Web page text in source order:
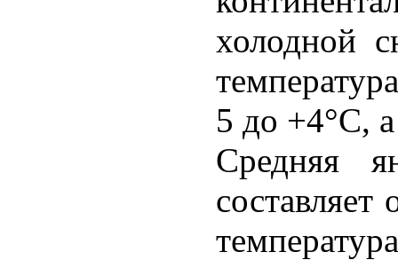
холодной
5 до +4°С,
Средняя